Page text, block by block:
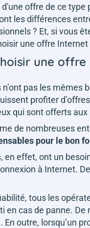
offre de ce
les différences
? Et, si vous
une offre
une
pas les
profiter
qui sont offerts aux
de nombreuses
pour le bon
en effet, ont un
à Internet.
tous les
en cas de panne.
En outre, lorsqu’un